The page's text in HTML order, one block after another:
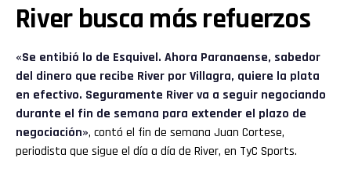
River busca más refuerzos
«Se entibió lo de Esquivel. Ahora Paranaense, sabedor
del dinero que recibe River por Villagra, quiere la plata
en efectivo. Seguramente River va a seguir negociando
durante el fin de semana para extender el plazo de
negociación», contó el fin de semana Juan Cortese,
periodista que sigue el día a día de River, en TyC Sports.